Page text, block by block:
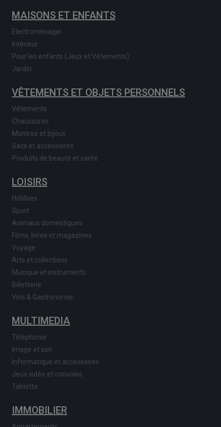
MAISONS ET ENFANTS
Electroménager
Intérieur
Pour les enfants (Jeux et Vêtements)
Jardin
VÊTEMENTS ET OBJETS PERSONNELS
Vêtements
Chaussures
Montres et bijoux
Sacs et accessoires
Produits de beauté et santé
LOISIRS
Hobbies
Sport
Animaux domestiques
Films, livres et magazines
Voyage
Arts et collections
Musique et instruments
Billetterie
Vins & Gastronomie
MULTIMEDIA
Téléphonie
Image et son
Informatique et accessoires
Jeux vidéo et consoles
Tablette
IMMOBILIER